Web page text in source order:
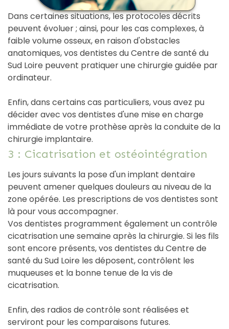
Dans certaines situations, les protocoles décrits
peuvent évoluer ; ainsi, pour les cas complexes, à
faible volume osseux, en raison d'obstacles
anatomiques, vos dentistes du Centre de santé du
Sud Loire peuvent pratiquer une chirurgie guidée par
ordinateur.
Enfin, dans certains cas particuliers, vous avez pu
décider avec vos dentistes d'une mise en charge
immédiate de votre prothèse après la conduite de la
chirurgie implantaire.
3 : Cicatrisation et ostéointégration
Les jours suivants la pose d'un implant dentaire
peuvent amener quelques douleurs au niveau de la
zone opérée. Les prescriptions de vos dentistes sont
là pour vous accompagner.
Vos dentistes programment également un contrôle
cicatrisation une semaine après la chirurgie. Si les fils
sont encore présents, vos dentistes du Centre de
santé du Sud Loire les déposent, contrôlent les
muqueuses et la bonne tenue de la vis de
cicatrisation.
Enfin, des radios de contrôle sont réalisées et
serviront pour les comparaisons futures.